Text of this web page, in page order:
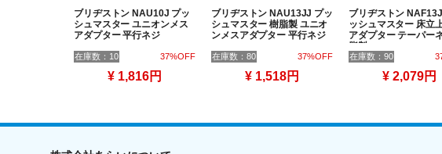
ブリヂストン NAU10J プッ
シュマスター ユニオンメス
アダプター 平行ネジ
在庫数：10 37%OFF
¥ 1,816円
ブリヂストン NAU13JJ プッ
シュマスター 樹脂製 ユニオ
ンメスアダプター 平行ネジ
在庫数：80 37%OFF
¥ 1,518円
ブリヂストン
ッシュマスター 床立
アダプター テーパー
脂製
在庫数：90
¥ 2,079円